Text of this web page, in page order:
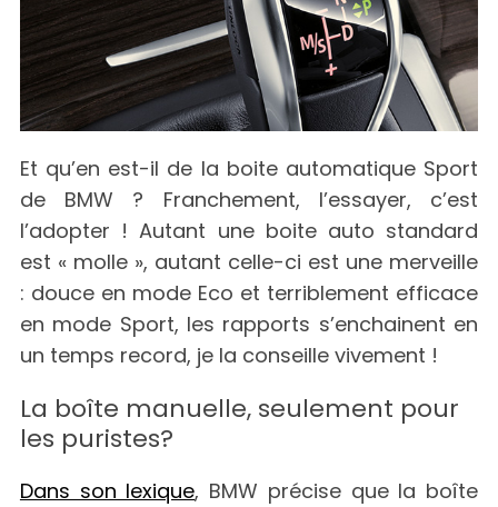
Et qu’en est-il de la boite automatique Sport
de BMW ? Franchement, l’essayer, c’est
l’adopter ! Autant une boite auto standard
est « molle », autant celle-ci est une merveille
: douce en mode Eco et terriblement efficace
en mode Sport, les rapports s’enchainent en
un temps record, je la conseille vivement !
La boîte manuelle, seulement pour
les puristes?
Dans son lexique, BMW précise que la boîte